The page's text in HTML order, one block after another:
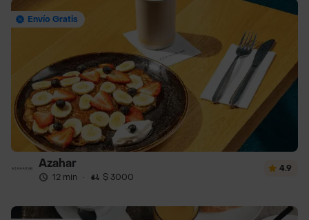
Envío Gratis
Azahar
12 min · $ 3000
4.9